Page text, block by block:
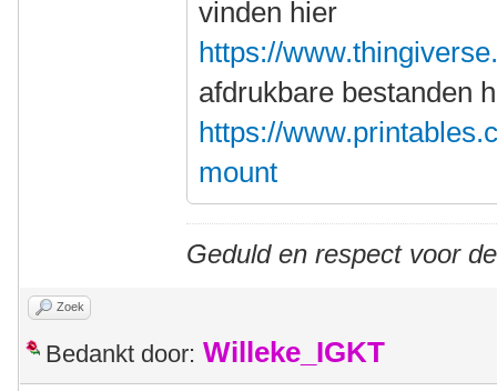
vinden hier
https://
afdrukbare bestanden
https://
mount
Geduld en respect voor
Zoek
Bedankt door: Willeke_IGKT